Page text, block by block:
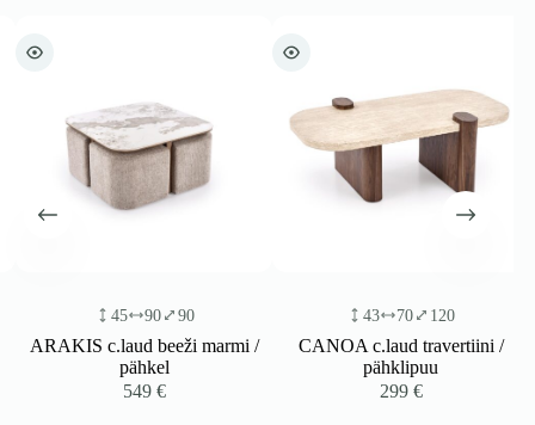
45 90 90
ARAKIS c.laud beeži marmi /
pähkel
549€
43 70 120
CANOA c.laud travertiini /
pähklipuu
299€